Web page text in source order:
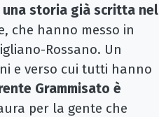
una storia già scritta nel
che hanno messo in
Rossano. Un
e verso cui tutti hanno
Grammisato è
per la gente che